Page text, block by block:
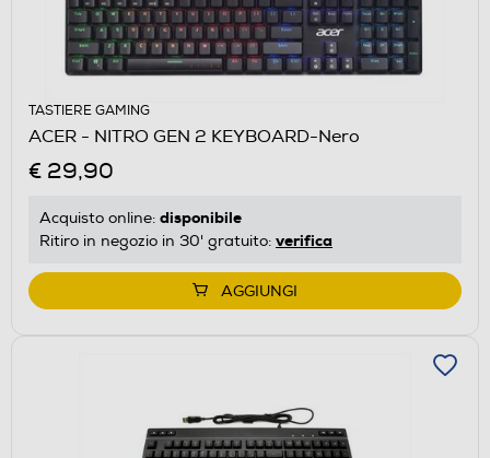
TASTIERE GAMING
ACER - NITRO GEN 2 KEYBOARD-Nero
€ 29,90
Acquisto online: disponibile
Ritiro in negozio in 30' gratuito: verifica
AGGIUNGI